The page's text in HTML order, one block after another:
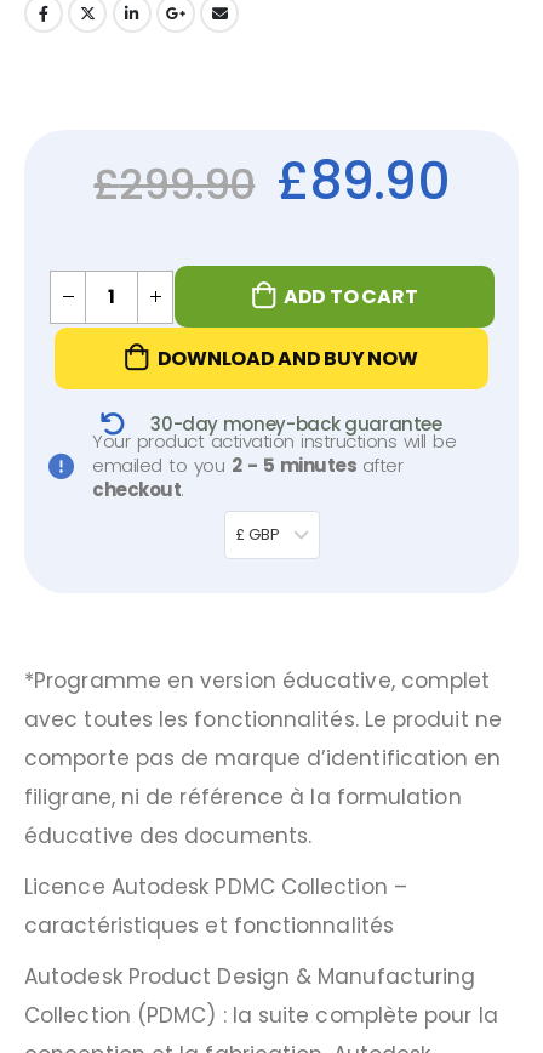
£299.90 £89.90
ADD TO CART
DOWNLOAD AND BUY NOW
30-day money-back guarantee
Your product activation instructions will be
emailed to you 2 - 5 minutes after
checkout.
£ GBP
*Programme en version éducative, complet
avec toutes les fonctionnalités. Le produit ne
comporte pas de marque d’identification en
filigrane, ni de référence à la formulation
éducative des documents.
Licence Autodesk PDMC Collection –
caractéristiques et fonctionnalités
Autodesk Product Design & Manufacturing
Collection (PDMC) : la suite complète pour la